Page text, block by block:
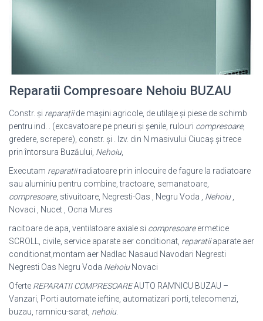
Reparatii Compresoare Nehoiu BUZAU
Constr. și reparațiide mașini agricole, de utilaje și piese de schimb
pentru ind. . (excavatoare pe pneuri și șenile, rulouri compresoare,
gredere, screpere), constr. și . Izv. din N masivului Ciucaș și trece
prin întorsura Buzăului, Nehoiu,
Executam reparatiiradiatoare prin inlocuire de fagure la radiatoare
sau aluminiu pentru combine, tractoare, semanatoare,
compresoare, stivuitoare, Negresti-Oas , Negru Voda , Nehoiu,
Novaci , Nucet , Ocna Mures
racitoare de apa, ventilatoare axiale si compresoareermetice
SCROLL, civile, service aparate aer conditionat, reparatiiaparate aer
conditionat,montam aer Nadlac Nasaud Navodari Negresti
Negresti Oas Negru Voda NehoiuNovaci
Oferte REPARATII COMPRESOAREAUTO RAMNICU BUZAU –
Vanzari, Porti automate ieftine, automatizari porti, telecomenzi,
buzau, ramnicu-sarat, nehoiu.